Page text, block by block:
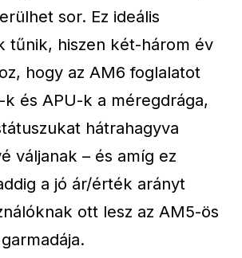
sor. Ez ideális
tűnik, hiszen két-három év
hogy az AM6 foglalatot
k és APU-k a méregdrága,
hátrahagyva
váljanak – és amíg ez
a jó ár/érték arányt
ott lesz az AM5-ös